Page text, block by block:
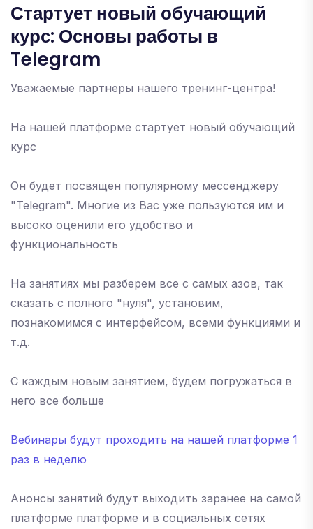
Стартует новый обучающий
курс: Основы работы в
Telegram
Уважаемые партнеры нашего тренинг-центра!
На нашей платформе стартует новый обучающий
курс
Он будет посвящен популярному мессенджеру
"Telegram". Многие из Вас уже пользуются им и
высоко оценили его удобство и
функциональность
На занятиях мы разберем все с самых азов, так
сказать с полного "нуля", установим,
познакомимся с интерфейсом, всеми функциями и
т.д.
С каждым новым занятием, будем погружаться в
него все больше
Вебинары будут проходить на нашей платформе 1
раз в неделю
Анонсы занятий будут выходить заранее на самой
платформе платформе и в социальных сетях